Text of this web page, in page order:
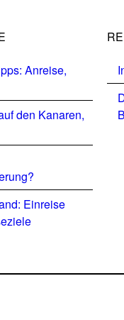
Anreise,
den Kanaren,
Einreise